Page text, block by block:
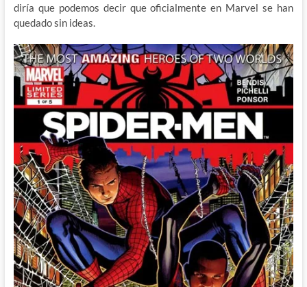
diría que podemos decir que oficialmente en Marvel se han
quedado sin ideas.